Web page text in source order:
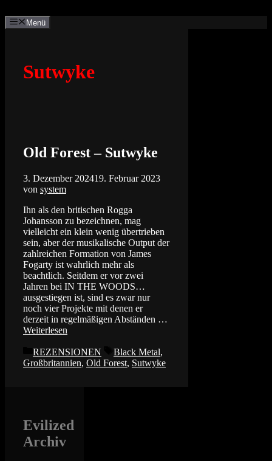
Inhalt
springen
Menü
Sutwyke
Old Forest – Sutwyke
3. Dezember 202419. Februar 2023
von system
Ihn als den britischen Rogga
Johansson zu bezeichnen, mag
vielleicht ein klein wenig übertrieben
sein, aber der musikalische Output der
zahlreichen Formation von James
Fogarty ist wahrlich mehr als
beachtlich. Seitdem er vor zwei
Jahren bei IN THE WOODS…
ausgestiegen ist, sind es zwar nur
noch vier Projekte mit denen er
derzeit in regelmäßigen Abständen …
Weiterlesen
Kategorien
REZENSIONEN Schlagwörter
Black Metal,
Großbritannien, Old Forest, Sutwyke
Evilized
Archiv